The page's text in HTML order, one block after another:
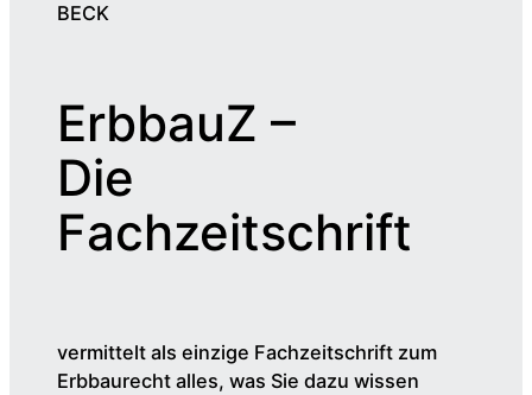
BECK
ErbbauZ –
Die
Fachzeitschrift
vermittelt als einzige Fachzeitschrift zum
Erbbaurecht alles, was Sie dazu wissen